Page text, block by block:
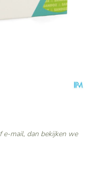
e-mail, dan bekijken we